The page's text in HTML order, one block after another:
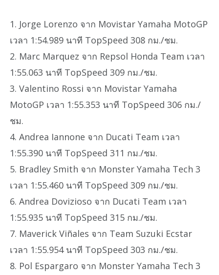
1. Jorge Lorenzo จาก Movistar Yamaha MotoGP
เวลา 1:54.989 นาที TopSpeed 308 กม./ชม.
2. Marc Marquez จาก Repsol Honda Team เวลา
1:55.063 นาที TopSpeed 309 กม./ชม.
3. Valentino Rossi จาก Movistar Yamaha
MotoGP เวลา 1:55.353 นาที TopSpeed 306 กม./
ชม.
4. Andrea Iannone จาก Ducati Team เวลา
1:55.390 นาที TopSpeed 311 กม./ชม.
5. Bradley Smith จาก Monster Yamaha Tech 3
เวลา 1:55.460 นาที TopSpeed 309 กม./ชม.
6. Andrea Dovizioso จาก Ducati Team เวลา
1:55.935 นาที TopSpeed 315 กม./ชม.
7. Maverick Viñales จาก Team Suzuki Ecstar
เวลา 1:55.954 นาที TopSpeed 303 กม./ชม.
8. Pol Espargaro จาก Monster Yamaha Tech 3